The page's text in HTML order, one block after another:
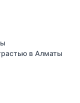
в Алматы